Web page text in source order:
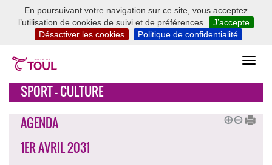
En poursuivant votre navigation sur ce site, vous acceptez
l’utilisation de cookies de suivi et de préférences
J’accepte
Désactiver les cookies
Politique de confidentialité
SPORT - CULTURE
AGENDA
1ER AVRIL 2031